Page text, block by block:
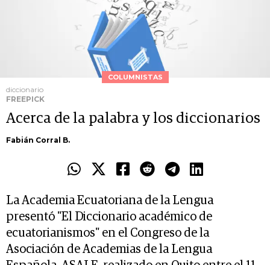
COLUMNISTAS
diccionario
FREEPICK
Acerca de la palabra y los diccionarios
Fabián Corral B.
La Academia Ecuatoriana de la Lengua
presentó "El Diccionario académico de
ecuatorianismos" en el Congreso de la
Asociación de Academias de la Lengua